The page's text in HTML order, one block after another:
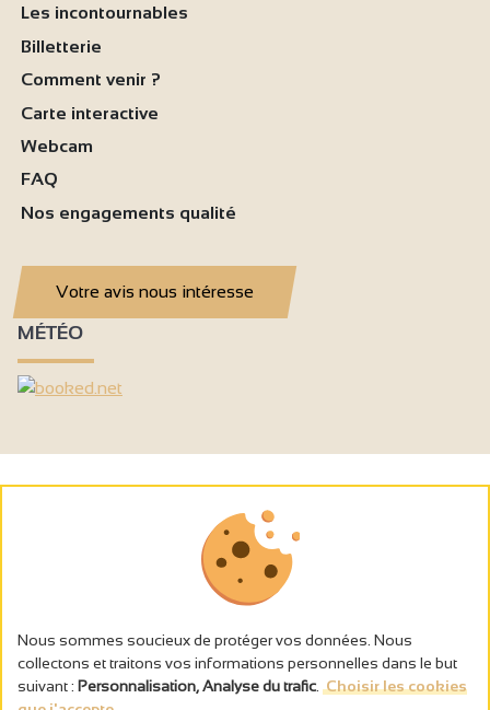
Les incontournables
Billetterie
Comment venir ?
Carte interactive
Webcam
FAQ
Nos engagements qualité
Votre avis nous intéresse
MÉTÉO
Nous sommes soucieux de protéger vos données. Nous
collectons et traitons vos informations personnelles dans le but
suivant : Personnalisation, Analyse du trafic Choisir les cookies